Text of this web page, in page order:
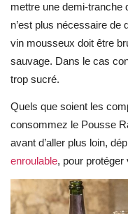
mettre une demi-tranche
n’est plus nécessaire de
vin mousseux doit être
sauvage. Dans le cas
trop sucré.
Quels que soient les
consommez le Pousse
avant d’aller plus loin,
enroulable, pour protéger